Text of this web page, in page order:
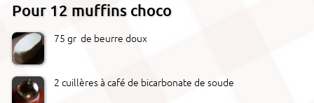
Pour 12 muffins choco
75 gr de beurre doux
2 cuillères à café de bicarbonate de soude